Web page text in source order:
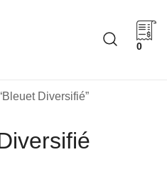
0
Diversifié”